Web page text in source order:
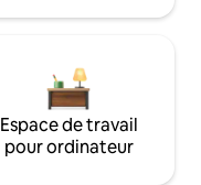
Espace de travail
pour ordinateur